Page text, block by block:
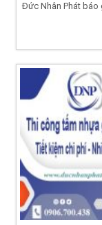
Đức Nhân Phát báo